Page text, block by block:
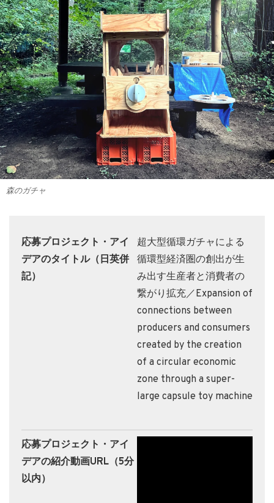
森のガチャ
応募プロジェクト・アイ
デアのタイトル（日英併
記）
超大型循環ガチャによる
循環型経済圏の創出が生
み出す生産者と消費者の
繋がり拡充／Expansion of
connections between
producers and consumers
created by the creation
of a circular economic
zone through a super-
large capsule toy machine
応募プロジェクト・アイ
デアの紹介動画URL（5分
以内）